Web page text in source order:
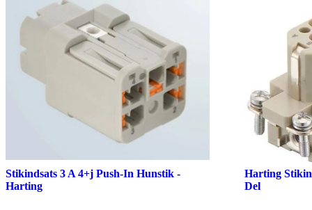
Stikindsats 3 A 4+j Push-In Hunstik -
Harting
Harting
Del